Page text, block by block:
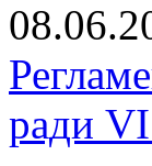
ради